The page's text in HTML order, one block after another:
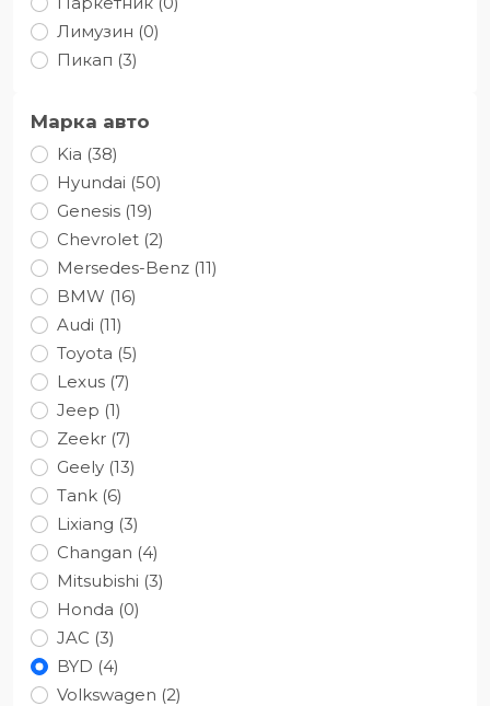
Лимузин (0)
Пикап (3)
Марка авто
Kia (38)
Hyundai (50)
Genesis (19)
Chevrolet (2)
Mersedes-Benz (11)
BMW (16)
Audi (11)
Toyota (5)
Lexus (7)
Jeep (1)
Zeekr (7)
Geely (13)
Tank (6)
Lixiang (3)
Changan (4)
Mitsubishi (3)
Honda (0)
JAC (3)
BYD (4)
Volkswagen (2)